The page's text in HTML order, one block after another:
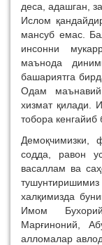
деса, адашган,
Ислом
мансуб емас.
инсонни
маънода
башариятга
Одам
хизмат қилади.
тобора кенгайиб
Демоқчимизки,
содда, равон
васаллам ва
халқимизда
Имом
Марғиноний,
алломалар